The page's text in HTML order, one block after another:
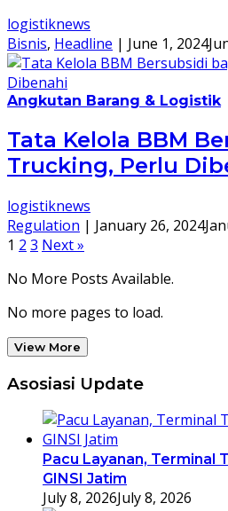
logistiknews
Bisnis, Headline | June 1, 2024
Angkutan Barang & Logistik
Tata Kelola BBM
Trucking, Perlu
logistiknews
Regulation | January 26, 2024
Posts
pagination
1 2 3 Next »
No More Posts Available.
No more pages to load.
View More
Asosiasi Update
Pacu Layanan, Terminal
GINSI Jatim
July 8, 2026July 8, 2026